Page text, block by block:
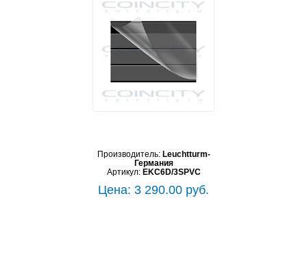
Производитель: Leuchtturm-
Германия
Артикул: EKC6D/3SPVC
Цена: 3 290.00 руб.